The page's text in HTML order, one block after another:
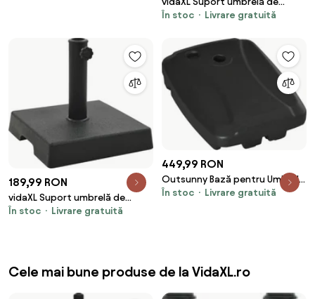
soare, rășină, rotund, negru, 29
În stoc Livrare gratuită
189,99 RON
vidaXL Suport umbrelă de
soare, negru, 8 kg, polirășină,
În stoc Livrare gratuită
449,99 RON
Outsunny Bază pentru Umbrelă
cu Braţ, Bază în T şi Rotile,
În stoc Livrare gratuită
Cele mai bune produse de la VidaXL.ro